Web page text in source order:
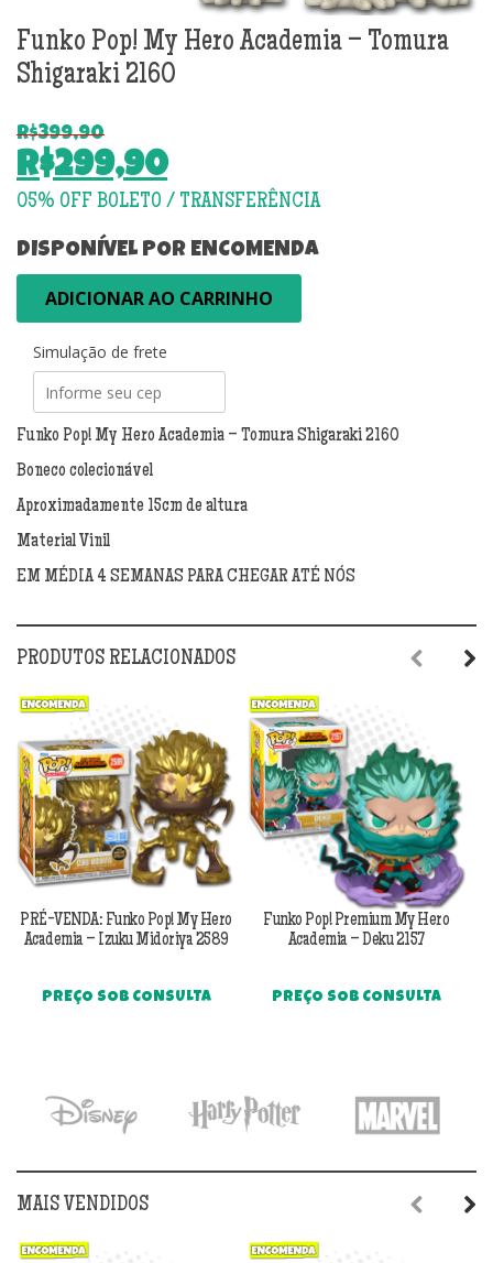
Funko Pop! My Hero Academia – Tomura
Shigaraki 2160
R$399,90
O
preço
original
era:
R$399,90.
R$299,90
O
preço
atual
é:
R$299,90.
DISPONÍVEL POR ENCOMENDA
Pop!
Hero
Academia
Tomura
2160
quantidade
ADICIONAR AO CARRINHO
Simulação de frete
Funko Pop! My Hero Academia – Tomura Shigaraki 2160
Boneco colecionável
Aproximadamente 15cm de altura
Material Vinil
EM MÉDIA 4 SEMANAS PARA CHEGAR ATÉ NÓS
PRODUTOS RELACIONADOS
PRÉ-VENDA: Funko Pop! My Hero
Academia – Izuku Midoriya 2589
PREÇO SOB CONSULTA
Funko Pop! Premium My Hero
Academia – Deku 2157
PREÇO SOB CONSULTA
MAIS VENDIDOS